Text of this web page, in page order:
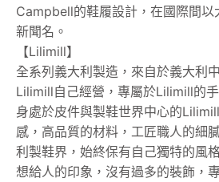
Campbell的鞋履設計，在國際間以
新聞名。
【Lilimill】
全系列義大利製造，來自於義大利
Lilimill自己經營，專屬於Lilimill的手
身處於皮件與製鞋世界中心的
感，高品質的材料，工匠職人的細
利製鞋界，始終保有自己獨特的風
想給人的印象，沒有過多的裝飾，